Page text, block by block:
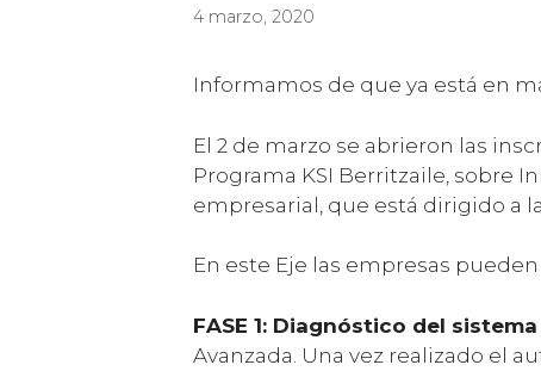
4 marzo, 2020
Informamos de que ya está en
El 2 de marzo se abrieron las
Programa KSI Berritzaile, sobre
empresarial, que está dirigido a
En este Eje las empresas
FASE 1: Diagnóstico del
Avanzada. Una vez realizado el